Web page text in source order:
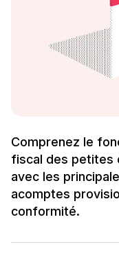
Comprenez le
fiscal des petites
avec les
acomptes
conformité.